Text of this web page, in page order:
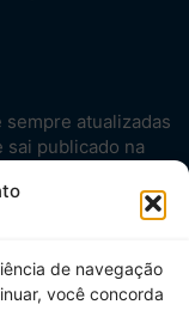
de navegação
você concorda
atualizadas
sai publicado na